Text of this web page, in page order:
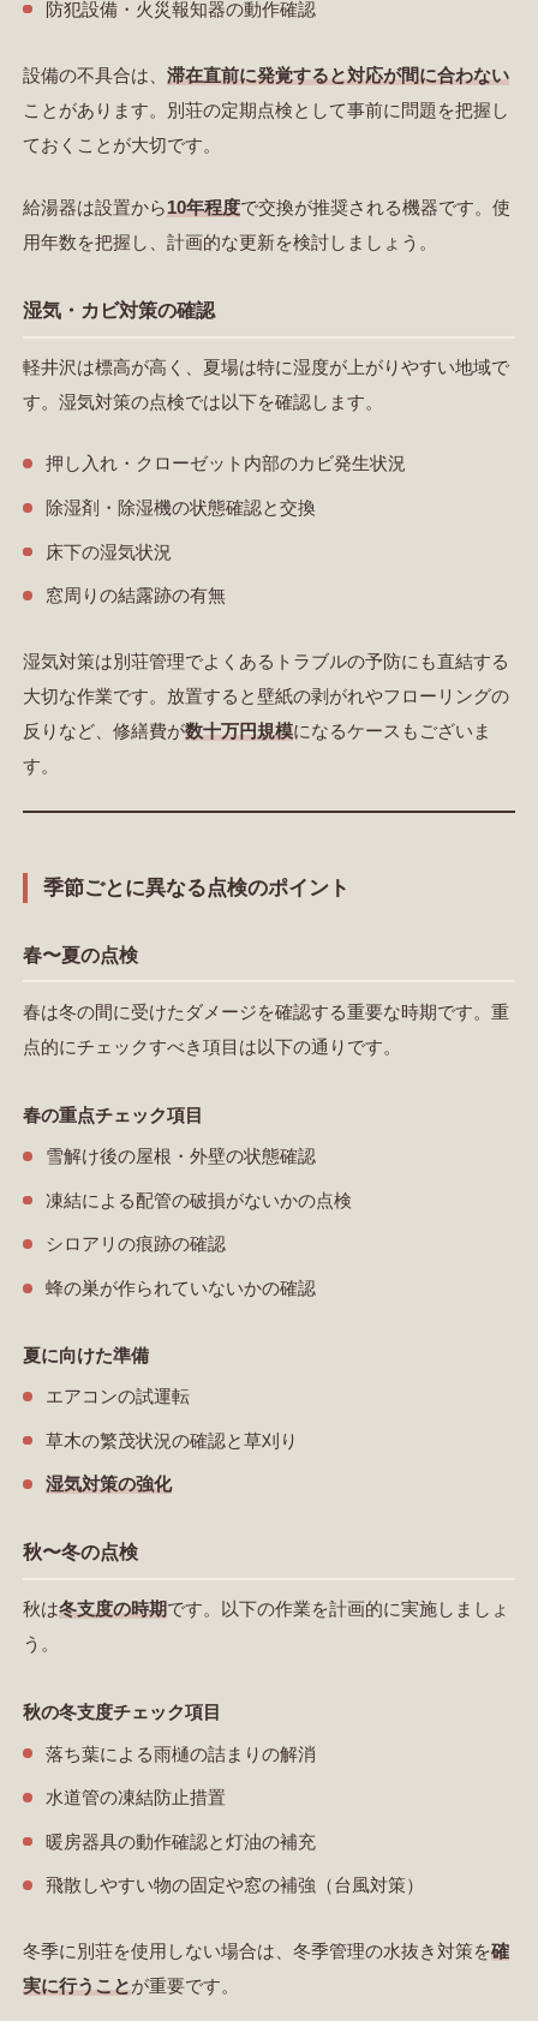
防犯設備・火災報知器の動作確認
設備の不具合は、滞在直前に発覚すると対応が間に合わない
ことがあります。別荘の定期点検として事前に問題を把握し
ておくことが大切です。
給湯器は設置から10年程度で交換が推奨される機器です。使
用年数を把握し、計画的な更新を検討しましょう。
湿気・カビ対策の確認
軽井沢は標高が高く、夏場は特に湿度が上がりやすい地域で
す。湿気対策の点検では以下を確認します。
押し入れ・クローゼット内部のカビ発生状況
除湿剤・除湿機の状態確認と交換
床下の湿気状況
窓周りの結露跡の有無
湿気対策は別荘管理でよくあるトラブルの予防にも直結する
大切な作業です。放置すると壁紙の剥がれやフローリングの
反りなど、修繕費が数十万円規模になるケースもございま
す。
季節ごとに異なる点検のポイント
春〜夏の点検
春は冬の間に受けたダメージを確認する重要な時期です。重
点的にチェックすべき項目は以下の通りです。
春の重点チェック項目
雪解け後の屋根・外壁の状態確認
凍結による配管の破損がないかの点検
シロアリの痕跡の確認
蜂の巣が作られていないかの確認
夏に向けた準備
エアコンの試運転
草木の繁茂状況の確認と草刈り
湿気対策の強化
秋〜冬の点検
秋は冬支度の時期です。以下の作業を計画的に実施しましょ
う。
秋の冬支度チェック項目
落ち葉による雨樋の詰まりの解消
水道管の凍結防止措置
暖房器具の動作確認と灯油の補充
飛散しやすい物の固定や窓の補強（台風対策）
冬季に別荘を使用しない場合は、冬季管理の水抜き対策を確
実に行うことが重要です。